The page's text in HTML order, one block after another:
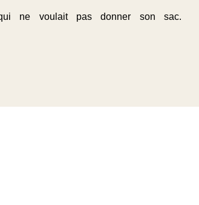
ne voulait pas donner son sac.